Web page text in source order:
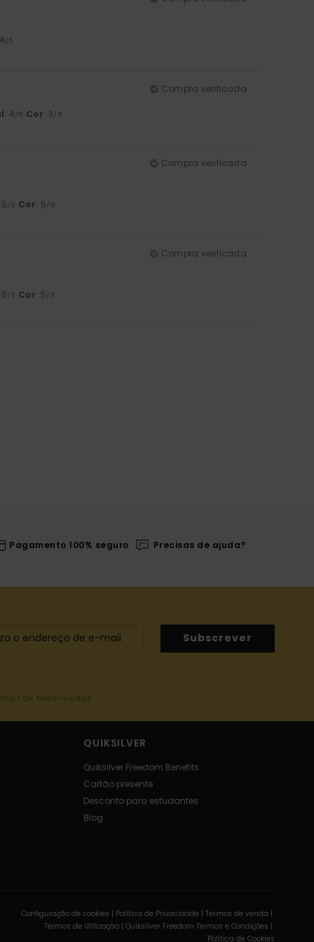
/5
Compra verificada
: 4 /5 Cor: 3 /5
Compra verificada
/5 Cor: 5 /5
Compra verificada
/5 Cor: 5 /5
Pagamento 100% seguro Precisas de ajuda?
Subscrever
de boas-vindas
QUIKSILVER
Quiksilver Freedom Benefits
Cartão presente
Desconto para estudantes
Blog
Configuração de cookies | Política de Privacidade | Termos de venda |
Termos de Utilizaçâo | Quiksilver Freedom Termos e Condições |
Política de Cookies